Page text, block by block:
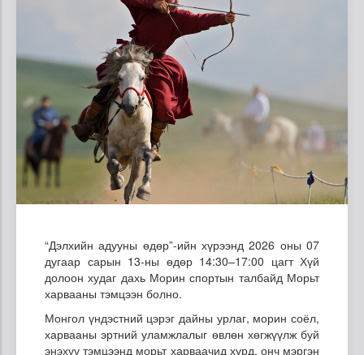
“Дэлхийн адууны өдөр”-ийн хүрээнд 2026 оны 07
дугаар сарын 13-ны өдөр 14:30–17:00 цагт Хүй
долоон худаг дахь Морин спортын талбайд Морьт
харвааны тэмцээн болно.
Монгол үндэстний цэрэг дайны урлаг, морин соёл,
харвааны эртний уламжлалыг өвлөн хөгжүүлж буй
энэхүү тэмцээнд морьт харваачид хурд, онч мэргэн